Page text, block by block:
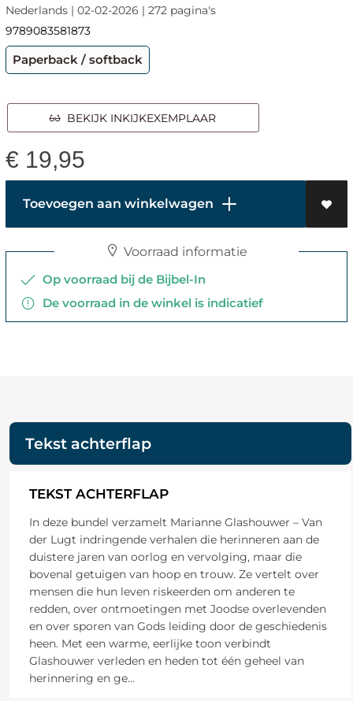
Nederlands | 02-02-2026 | 272 pagina's
9789083581873
Paperback / softback
BEKIJK INKIJKEXEMPLAAR
€ 19,95
Toevoegen aan winkelwagen
Voorraad informatie
Op voorraad bij de Bijbel-In
De voorraad in de winkel is indicatief
Tekst achterflap
TEKST ACHTERFLAP
In deze bundel verzamelt Marianne Glashouwer – Van
der Lugt indringende verhalen die herinneren aan de
duistere jaren van oorlog en vervolging, maar die
bovenal getuigen van hoop en trouw. Ze vertelt over
mensen die hun leven riskeerden om anderen te
redden, over ontmoetingen met Joodse overlevenden
en over sporen van Gods leiding door de geschiedenis
heen. Met een warme, eerlijke toon verbindt
Glashouwer verleden en heden tot één geheel van
herinnering en ge...